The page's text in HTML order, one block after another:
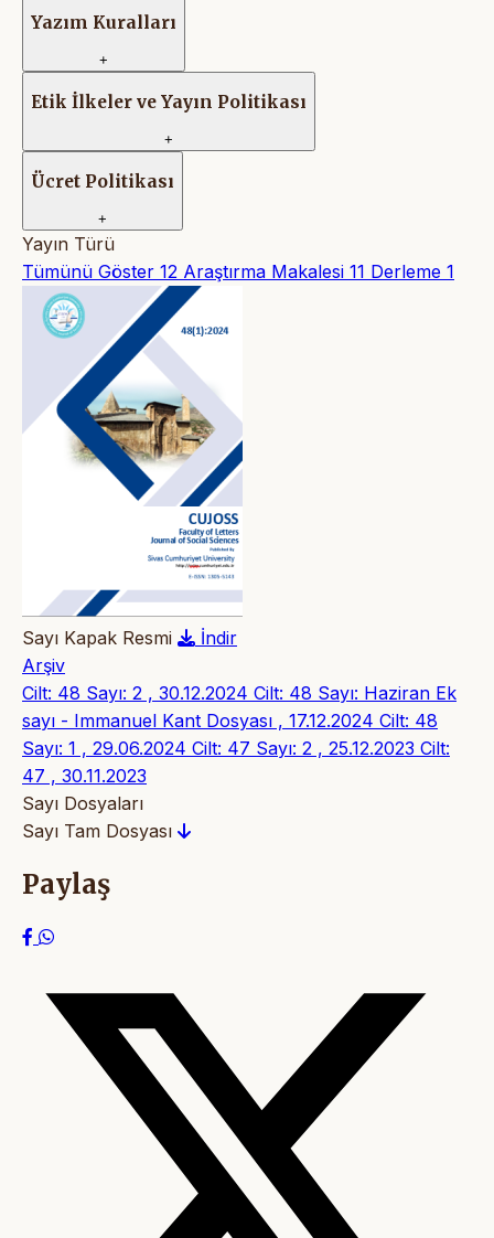
Yazım Kuralları
+
Etik İlkeler ve Yayın Politikası
+
Ücret Politikası
+
Yayın Türü
Tümünü Göster 12 Araştırma Makalesi 11 Derleme 1
Sayı Kapak Resmi
İndir
Arşiv
Cilt: 48 Sayı: 2 , 30.12.2024 Cilt: 48 Sayı: Haziran Ek
sayı - Immanuel Kant Dosyası , 17.12.2024 Cilt: 48
Sayı: 1 , 29.06.2024 Cilt: 47 Sayı: 2 , 25.12.2023 Cilt:
47 , 30.11.2023
Sayı Dosyaları
Sayı Tam Dosyası
Paylaş